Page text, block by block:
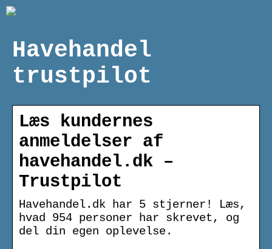
Havehandel
trustpilot
Læs kundernes
anmeldelser af
havehandel.dk –
Trustpilot
Havehandel.dk har 5 stjerner! Læs,
hvad 954 personer har skrevet, og
del din egen oplevelse.